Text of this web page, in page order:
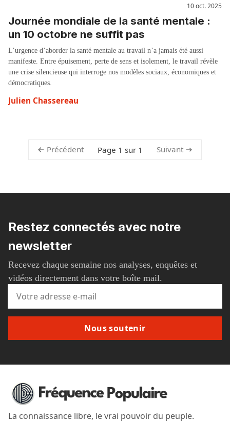
10 oct. 2025
Journée mondiale de la santé mentale :
un 10 octobre ne suffit pas
L’urgence d’aborder la santé mentale au travail n’a jamais été aussi
manifeste. Entre épuisement, perte de sens et isolement, le travail révèle
une crise silencieuse qui interroge nos modèles sociaux, économiques et
démocratiques.
Julien Chassereau
Précédent Page 1 sur 1 Suivant
Restez connectés avec notre
newsletter
Recevez chaque semaine nos analyses, enquêtes et
vidéos directement dans votre boîte mail.
Nous soutenir
La connaissance libre, le vrai pouvoir du peuple.